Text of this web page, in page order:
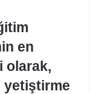
en
olarak,
yetiştirme